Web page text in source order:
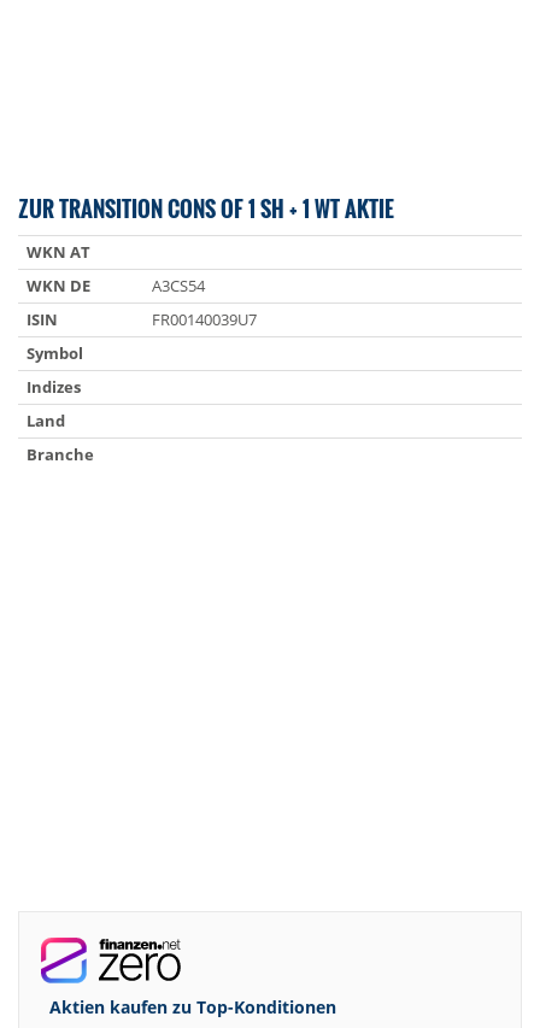
ZUR TRANSITION CONS OF 1 SH + 1 WT AKTIE
WKN AT
WKN DE
A3CS54
ISIN
FR00140039U7
Symbol
Indizes
Land
Branche
Aktien kaufen zu Top-Konditionen